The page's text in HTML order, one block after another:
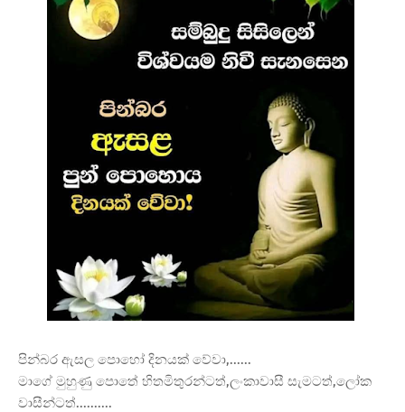
පින්බර ඇසල පොහෝ දිනයක් වේවා,......
මාගේ මුහුණු පොතේ හිතමිතුරන්ටත්,ලංකාවාසී සැමටත්,ලෝක
වාසීන්ටත්..........